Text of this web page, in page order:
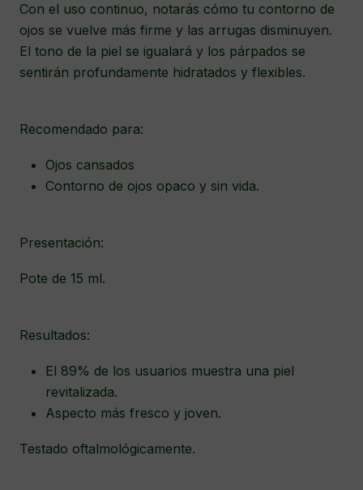
Con el uso continuo, notarás cómo tu contorno de
ojos se vuelve más firme y las arrugas disminuyen.
El tono de la piel se igualará y los párpados se
sentirán profundamente hidratados y flexibles.
Recomendado para:
Ojos cansados
Contorno de ojos opaco y sin vida.
Presentación:
Pote de 15 ml.
Resultados:
El 89% de los usuarios muestra una piel
revitalizada.
Aspecto más fresco y joven.
Testado oftalmológicamente.